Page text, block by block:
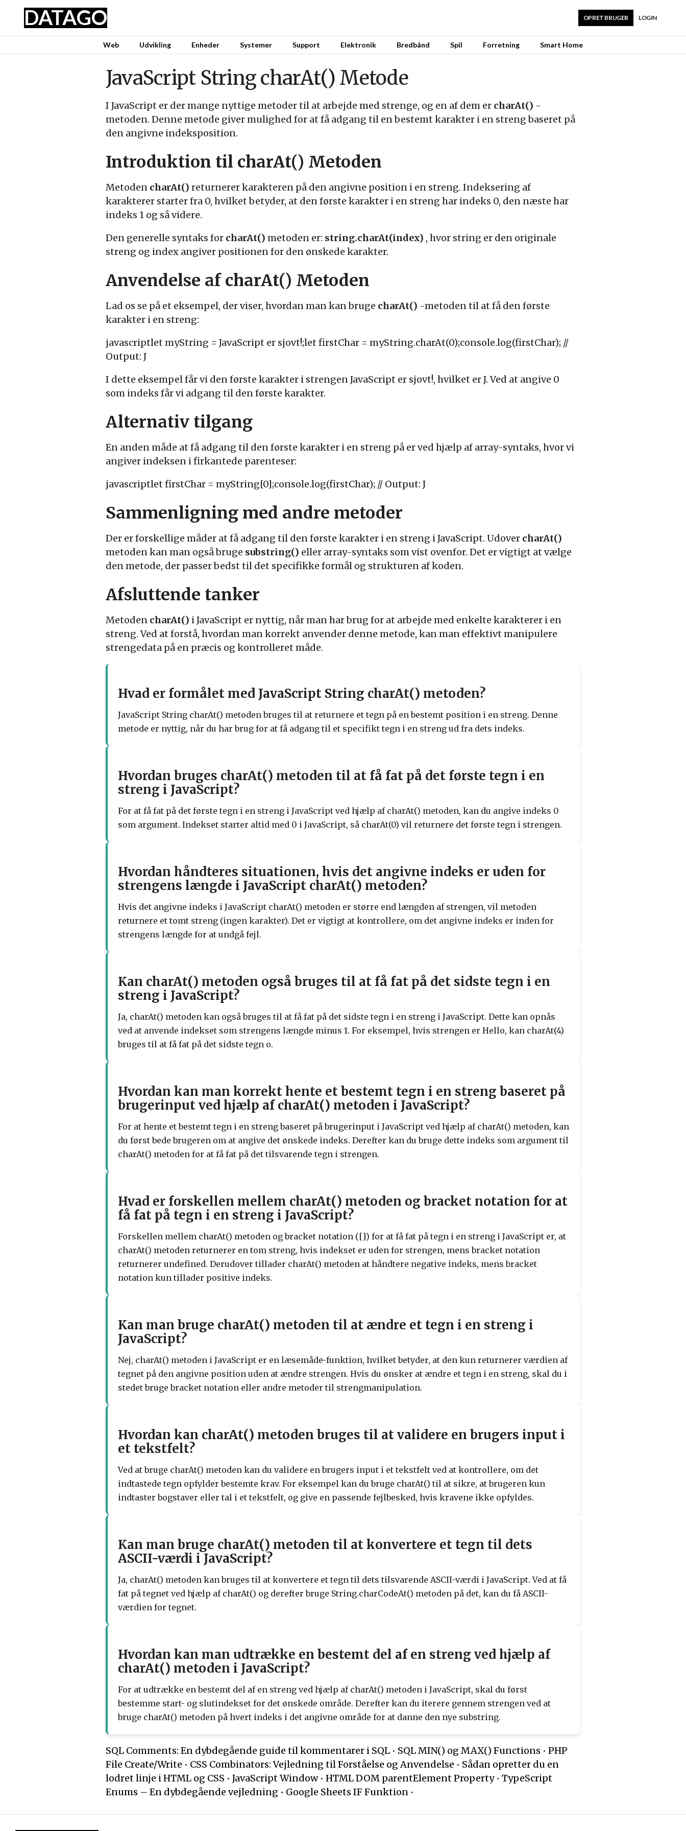
DATAGO LOGIN
OPRET BRUGER
Web Udvikling Enheder Systemer Support Elektronik Bredbånd Spil Forretning Smart Home
JavaScript String charAt() Metode
I JavaScript er der mange nyttige metoder til at arbejde med strenge, og en af dem er charAt() -
metoden. Denne metode giver mulighed for at få adgang til en bestemt karakter i en streng baseret på
den angivne indeksposition.
Introduktion til charAt() Metoden
Metoden charAt() returnerer karakteren på den angivne position i en streng. Indeksering af
karakterer starter fra 0, hvilket betyder, at den første karakter i en streng har indeks 0, den næste har
indeks 1 og så videre.
Den generelle syntaks for charAt() metoden er: string.charAt(index) , hvor string er den originale
streng og index angiver positionen for den ønskede karakter.
Anvendelse af charAt() Metoden
Lad os se på et eksempel, der viser, hvordan man kan bruge charAt() -metoden til at få den første
karakter i en streng:
javascriptlet myString = JavaScript er sjovt!;let firstChar = myString.charAt(0);console.log(firstChar); //
Output: J
I dette eksempel får vi den første karakter i strengen JavaScript er sjovt!, hvilket er J. Ved at angive 0
som indeks får vi adgang til den første karakter.
Alternativ tilgang
En anden måde at få adgang til den første karakter i en streng på er ved hjælp af array-syntaks, hvor vi
angiver indeksen i firkantede parenteser:
javascriptlet firstChar = myString[0];console.log(firstChar); // Output: J
Sammenligning med andre metoder
Der er forskellige måder at få adgang til den første karakter i en streng i JavaScript. Udover charAt()
metoden kan man også bruge substring() eller array-syntaks som vist ovenfor. Det er vigtigt at vælge
den metode, der passer bedst til det specifikke formål og strukturen af koden.
Afsluttende tanker
Metoden charAt() i JavaScript er nyttig, når man har brug for at arbejde med enkelte karakterer i en
streng. Ved at forstå, hvordan man korrekt anvender denne metode, kan man effektivt manipulere
strengedata på en præcis og kontrolleret måde.
Hvad er formålet med JavaScript String charAt() metoden?
JavaScript String charAt() metoden bruges til at returnere et tegn på en bestemt position i en streng. Denne
metode er nyttig, når du har brug for at få adgang til et specifikt tegn i en streng ud fra dets indeks.
Hvordan bruges charAt() metoden til at få fat på det første tegn i en
streng i JavaScript?
For at få fat på det første tegn i en streng i JavaScript ved hjælp af charAt() metoden, kan du angive indeks 0
som argument. Indekset starter altid med 0 i JavaScript, så charAt(0) vil returnere det første tegn i strengen.
Hvordan håndteres situationen, hvis det angivne indeks er uden for
strengens længde i JavaScript charAt() metoden?
Hvis det angivne indeks i JavaScript charAt() metoden er større end længden af strengen, vil metoden
returnere et tomt streng (ingen karakter). Det er vigtigt at kontrollere, om det angivne indeks er inden for
strengens længde for at undgå fejl.
Kan charAt() metoden også bruges til at få fat på det sidste tegn i en
streng i JavaScript?
Ja, charAt() metoden kan også bruges til at få fat på det sidste tegn i en streng i JavaScript. Dette kan opnås
ved at anvende indekset som strengens længde minus 1. For eksempel, hvis strengen er Hello, kan charAt(4)
bruges til at få fat på det sidste tegn o.
Hvordan kan man korrekt hente et bestemt tegn i en streng baseret på
brugerinput ved hjælp af charAt() metoden i JavaScript?
For at hente et bestemt tegn i en streng baseret på brugerinput i JavaScript ved hjælp af charAt() metoden, kan
du først bede brugeren om at angive det ønskede indeks. Derefter kan du bruge dette indeks som argument til
charAt() metoden for at få fat på det tilsvarende tegn i strengen.
Hvad er forskellen mellem charAt() metoden og bracket notation for at
få fat på tegn i en streng i JavaScript?
Forskellen mellem charAt() metoden og bracket notation ([]) for at få fat på tegn i en streng i JavaScript er, at
charAt() metoden returnerer en tom streng, hvis indekset er uden for strengen, mens bracket notation
returnerer undefined. Derudover tillader charAt() metoden at håndtere negative indeks, mens bracket
notation kun tillader positive indeks.
Kan man bruge charAt() metoden til at ændre et tegn i en streng i
JavaScript?
Nej, charAt() metoden i JavaScript er en læsemåde-funktion, hvilket betyder, at den kun returnerer værdien af
tegnet på den angivne position uden at ændre strengen. Hvis du ønsker at ændre et tegn i en streng, skal du i
stedet bruge bracket notation eller andre metoder til strengmanipulation.
Hvordan kan charAt() metoden bruges til at validere en brugers input i
et tekstfelt?
Ved at bruge charAt() metoden kan du validere en brugers input i et tekstfelt ved at kontrollere, om det
indtastede tegn opfylder bestemte krav. For eksempel kan du bruge charAt() til at sikre, at brugeren kun
indtaster bogstaver eller tal i et tekstfelt, og give en passende fejlbesked, hvis kravene ikke opfyldes.
Kan man bruge charAt() metoden til at konvertere et tegn til dets
ASCII-værdi i JavaScript?
Ja, charAt() metoden kan bruges til at konvertere et tegn til dets tilsvarende ASCII-værdi i JavaScript. Ved at få
fat på tegnet ved hjælp af charAt() og derefter bruge String.charCodeAt() metoden på det, kan du få ASCII-
værdien for tegnet.
Hvordan kan man udtrække en bestemt del af en streng ved hjælp af
charAt() metoden i JavaScript?
For at udtrække en bestemt del af en streng ved hjælp af charAt() metoden i JavaScript, skal du først
bestemme start- og slutindekset for det ønskede område. Derefter kan du iterere gennem strengen ved at
bruge charAt() metoden på hvert indeks i det angivne område for at danne den nye substring.
SQL Comments: En dybdegående guide til kommentarer i SQL • SQL MIN() og MAX() Functions • PHP
File Create/Write • CSS Combinators: Vejledning til Forståelse og Anvendelse • Sådan opretter du en
lodret linje i HTML og CSS • JavaScript Window• HTML DOM parentElement Property• TypeScript
Enums – En dybdegående vejledning • Google Sheets IF Funktion •